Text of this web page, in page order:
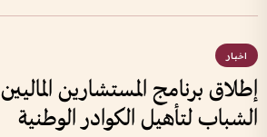
اخبار
إطلاق برنامج المستشارين الماليين
الشباب لتأهيل الكوادر الوطنية